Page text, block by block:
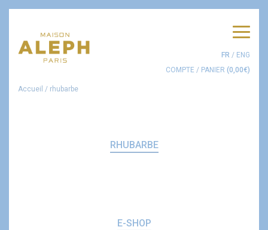
FR / ENG
COMPTE / PANIER (0,00€)
Accueil / rhubarbe
RHUBARBE
E-SHOP